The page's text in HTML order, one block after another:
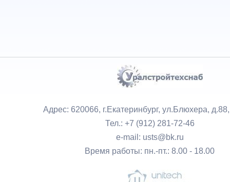
Адрес: 620066, г.Екатеринбург, ул.Блюхера,
Тел.: +7 (912) 281-72-46
e-mail: usts@bk.ru
Время работы: пн.-пт.: 8.00 - 18.00